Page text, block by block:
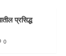
प्रसिद्ध
0